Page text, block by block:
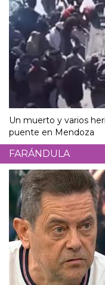
Un muerto y varios
puente en Mendoza
FARÁNDULA